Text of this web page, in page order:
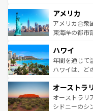
ンツ一覧を参
の建物がその
博物館もあり
ことができる
ば市内交通費無
着のスイス情
アメリカ
アメリカ合衆
東海岸の都市
のような巨大
ンメントが詰
西部には大自
部のニューオ
文化が魅力。
しみながら、
ハワイ
年間を通じて
ハワイは、ど
ワイ島は見逃
島だが、静か
おすすめ。エ
オーストラ
オーストラリ
シドニーのシ